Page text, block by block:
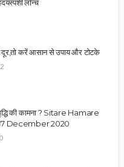
लॉन्च
दूर,तो करें आसान से उपाय और टोटके
की कामना ? Sitare Hamare
December 2020